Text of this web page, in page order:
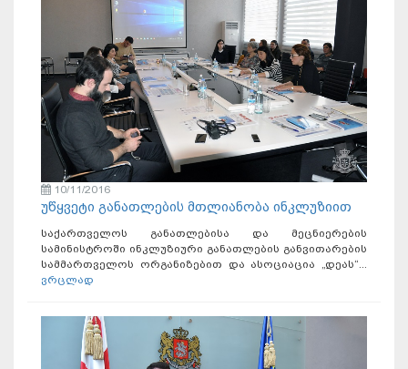
10/11/2016
უწყვეტი განათლების მთლიანობა ინკლუზიით
საქართველოს განათლებისა და მეცნიერების
სამინისტროში ინკლუზიური განათლების განვითარების
სამმართველოს ორგანიზებით და ასოციაცია „დეას“...
ვრცლად